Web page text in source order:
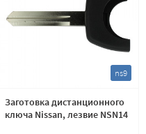
ns9
Заготовка дистанционного
ключа Nissan, лезвие NSN14